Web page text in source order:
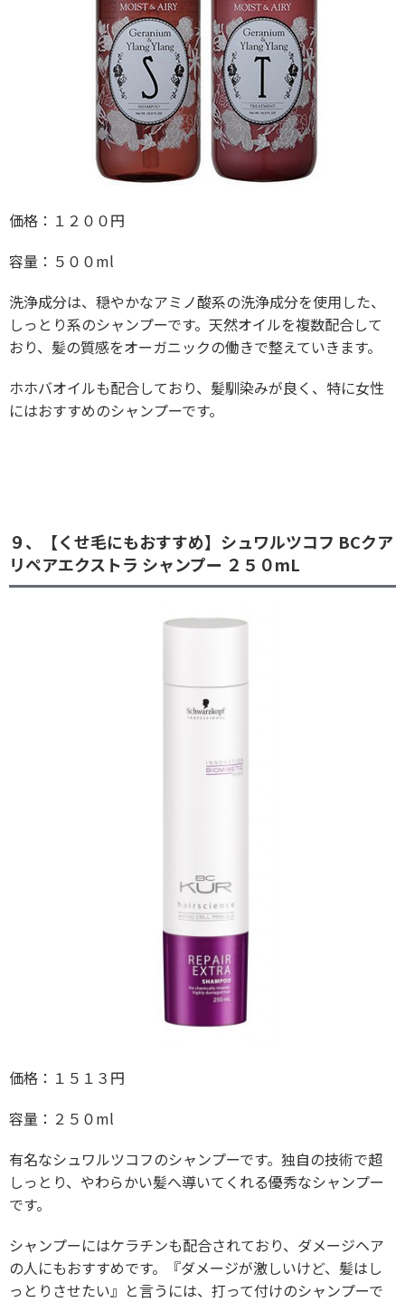
価格：１２００円
容量：５００ml
洗浄成分は、穏やかなアミノ酸系の洗浄成分を使用した、
しっとり系のシャンプーです。天然オイルを複数配合して
おり、髪の質感をオーガニックの働きで整えていきます。
ホホバオイルも配合しており、髪馴染みが良く、特に女性
にはおすすめのシャンプーです。
９、【くせ毛にもおすすめ】シュワルツコフ BCクア
リペアエクストラ シャンプー ２５０mL
価格：１５１３円
容量：２５０ml
有名なシュワルツコフのシャンプーです。独自の技術で超
しっとり、やわらかい髪へ導いてくれる優秀なシャンプー
です。
シャンプーにはケラチンも配合されており、ダメージヘア
の人にもおすすめです。『ダメージが激しいけど、髪はし
っとりさせたい』と言うには、打って付けのシャンプーで